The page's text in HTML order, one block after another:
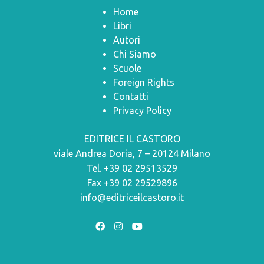
Home
Libri
Autori
Chi Siamo
Scuole
Foreign Rights
Contatti
Privacy Policy
EDITRICE IL CASTORO
viale Andrea Doria, 7 – 20124 Milano
Tel. +39 02 29513529
Fax +39 02 29529896
info@editriceilcastoro.it